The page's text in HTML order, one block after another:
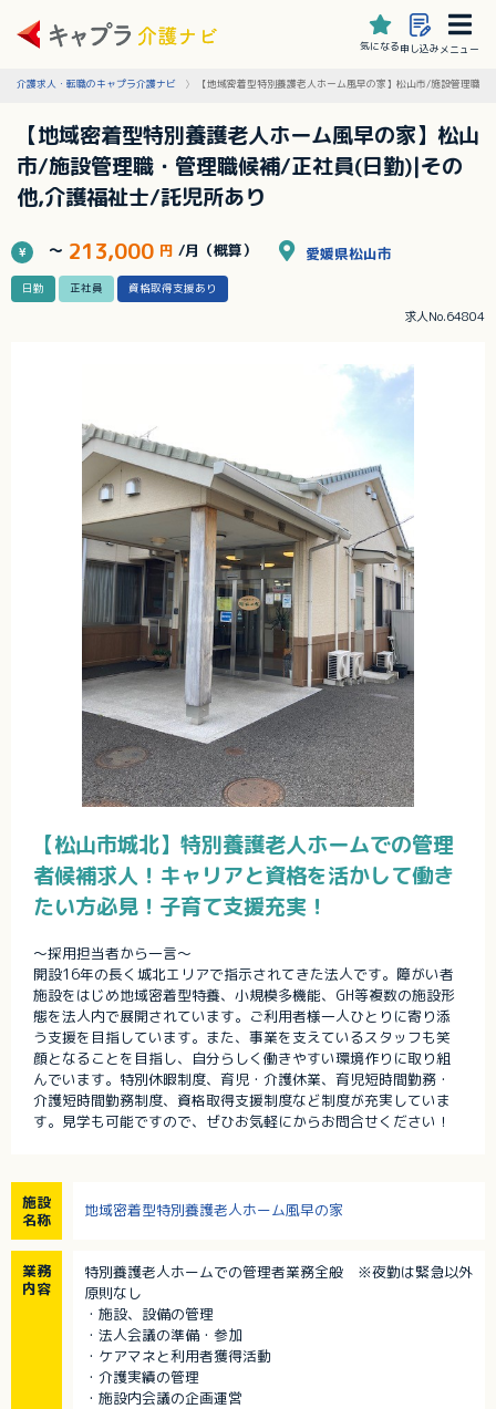
気になる申し込みメニュー
介護求人・転職のキャプラ介護ナビ 【地域密着型特別養護老人ホーム風早の家】松山市/施設管理職
【地域密着型特別養護老人ホーム風早の家】松山
市/施設管理職・管理職候補/正社員(日勤)|その
他,介護福祉士/託児所あり
～ 213,000 円 /月（概算） 愛媛県松山市
日勤 正社員 資格取得支援あり
求人No.64804
【松山市城北】特別養護老人ホームでの管理
者候補求人！キャリアと資格を活かして働き
たい方必見！子育て支援充実！
～採用担当者から一言～
開設16年の長く城北エリアで指示されてきた法人です。障がい者
施設をはじめ地域密着型特養、小規模多機能、GH等複数の施設形
態を法人内で展開されています。ご利用者様一人ひとりに寄り添
う支援を目指しています。また、事業を支えているスタッフも笑
顔となることを目指し、自分らしく働きやすい環境作りに取り組
んでいます。特別休暇制度、育児・介護休業、育児短時間勤務・
介護短時間勤務制度、資格取得支援制度など制度が充実していま
す。見学も可能ですので、ぜひお気軽にからお問合せください！
施設
名称
地域密着型特別養護老人ホーム風早の家
業務
内容
特別養護老人ホームでの管理者業務全般 ※夜勤は緊急以外
原則なし
・施設、設備の管理
・法人会議の準備・参加
・ケアマネと利用者獲得活動
・介護実績の管理
・施設内会議の企画運営